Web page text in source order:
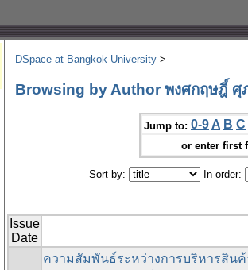
DSpace at Bangkok University >
Browsing by Author พงศกฤษฎิ์
Jump to: 0-9 A B C
or enter first
Sort by: In order:
Issue
Date
ความสัมพันธ์ระหว่างการบริหารสิน